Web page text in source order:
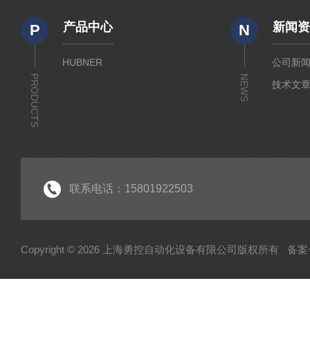
P
PRODUCTS
产品中心
HUBNER
N
NEWS
新闻
公司新
技术文
联系电话：15801922503
Copyright © 2026 上海勇控自动化设备有限公司版权所有 备案